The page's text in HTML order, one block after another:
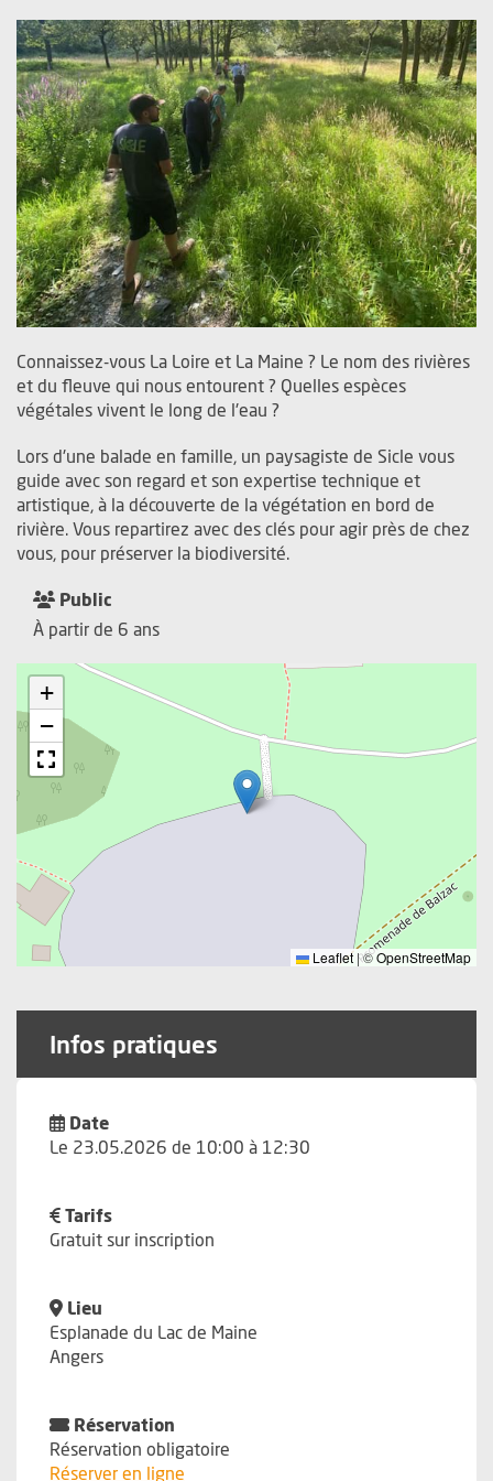
Connaissez-vous La Loire et La Maine ? Le nom des rivières
et du fleuve qui nous entourent ? Quelles espèces
végétales vivent le long de l'eau ?
Lors d'une balade en famille, un paysagiste de Sicle vous
guide avec son regard et son expertise technique et
artistique, à la découverte de la végétation en bord de
rivière. Vous repartirez avec des clés pour agir près de chez
vous, pour préserver la biodiversité.
Public
À partir de 6 ans
+
−
Leaflet |©OpenStreetMap
Infos pratiques
Date
Le 23.05.2026 de 10:00 à 12:30
Tarifs
Gratuit sur inscription
Lieu
Esplanade du Lac de Maine
Angers
Réservation
Réservation obligatoire
Réserver en ligne